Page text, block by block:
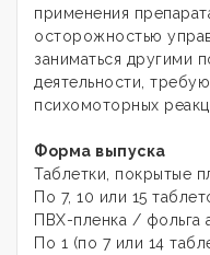
применения
осторожностью
заниматься другими
деятельности,
психомоторных
Форма выпуска
Таблетки, покрытые
По 7, 10 или 15
ПВХ-пленка / фольга
По 1 (по 7 или 14